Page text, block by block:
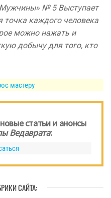
Мужчины» № 5 Выступает
точка каждого человека
можно нажать и
добычу для того, кто
мастеру
статьи и анонсы
Ведаврата:
САЙТА: